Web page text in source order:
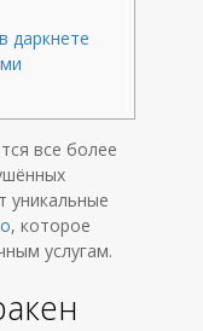
даркнете
все более
уникальные
, которое
услугам.